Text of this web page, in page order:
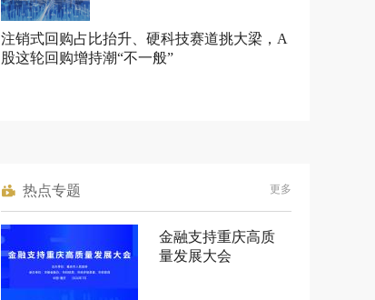
注销式回购占比抬升、硬科技赛道挑大梁，A
股这轮回购增持潮“不一般”
热点专题 更多
金融支持重庆高质
量发展大会